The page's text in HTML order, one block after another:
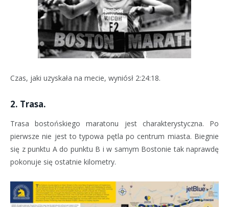
Czas, jaki uzyskała na mecie, wyniósł 2:24:18.
2. Trasa.
Trasa bostońskiego maratonu jest charakterystyczna. Po
pierwsze nie jest to typowa pętla po centrum miasta. Biegnie
się z punktu A do punktu B i w samym Bostonie tak naprawdę
pokonuje się ostatnie kilometry.